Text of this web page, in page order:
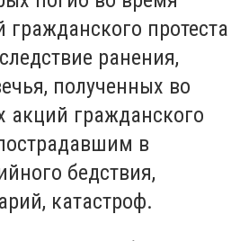
протеста
ранения,
полученных во
акций гражданского
в
бедствия,
катастроф.